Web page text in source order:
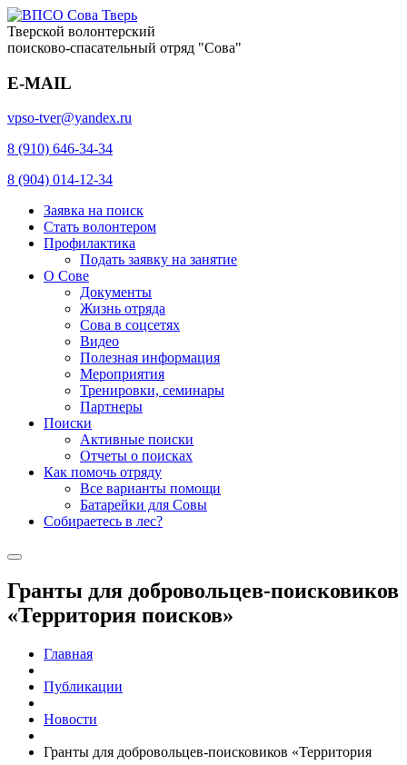
Тверской волонтерский
поисково-спасательный отряд "Сова"
E-MAIL
vpso-tver@yandex.ru
8 (910) 646-34-34
8 (904) 014-12-34
Заявка на поиск
Стать волонтером
Профилактика
Подать заявку на занятие
О Сове
Документы
Жизнь отряда
Сова в соцсетях
Видео
Полезная информация
Мероприятия
Тренировки, семинары
Партнеры
Поиски
Активные поиски
Отчеты о поисках
Как помочь отряду
Все варианты помощи
Батарейки для Совы
Собираетесь в лес?
Гранты для добровольцев-поисковиков
«Территория поисков»
Главная
Публикации
Новости
Гранты для добровольцев-поисковиков «Территория